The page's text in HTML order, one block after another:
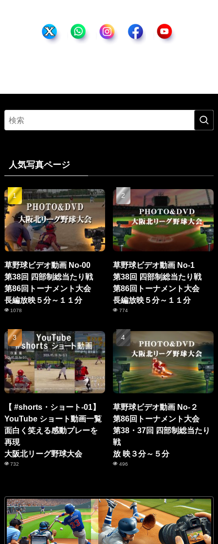
人気写真ページ
草野球ビデオ動画 No-00
第38回 四部制総当たり戦
第86回トーナメント大会
長編放映５分～１１分
1078
草野球ビデオ動画 No-1
第38回 四部制総当たり戦
第86回トーナメント大会
長編放映５分～１１分
774
【 #shorts・ショート-01】
YouTube ショート動画一覧
面白く笑える感動プレーを
再現
大阪北リーグ野球大会
732
草野球ビデオ動画 No-２
第86回トーナメント大会
第38・37回 四部制総当たり
戦
放 映３分～５分
496